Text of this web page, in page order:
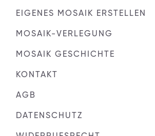
EIGENES MOSAIK ERSTELLEN
MOSAIK-VERLEGUNG
MOSAIK GESCHICHTE
KONTAKT
AGB
DATENSCHUTZ